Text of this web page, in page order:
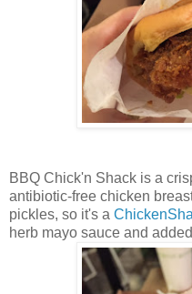
BBQ Chick'n Shack is a
antibiotic-free chicken
pickles, so it's a
herb mayo sauce and